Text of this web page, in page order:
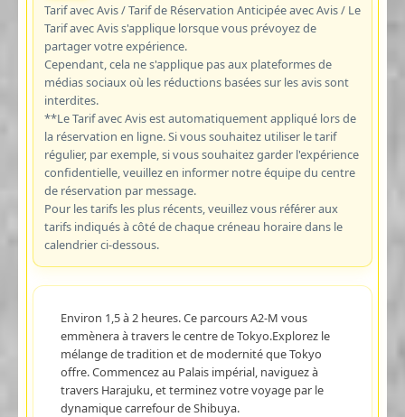
Tarif avec Avis / Tarif de Réservation Anticipée avec Avis / Le
Tarif avec Avis s'applique lorsque vous prévoyez de
partager votre expérience.
Cependant, cela ne s'applique pas aux plateformes de
médias sociaux où les réductions basées sur les avis sont
interdites.
**Le Tarif avec Avis est automatiquement appliqué lors de
la réservation en ligne. Si vous souhaitez utiliser le tarif
régulier, par exemple, si vous souhaitez garder l'expérience
confidentielle, veuillez en informer notre équipe du centre
de réservation par message.
Pour les tarifs les plus récents, veuillez vous référer aux
tarifs indiqués à côté de chaque créneau horaire dans le
calendrier ci-dessous.
Environ 1,5 à 2 heures. Ce parcours A2-M vous
emmènera à travers le centre de Tokyo.Explorez le
mélange de tradition et de modernité que Tokyo
offre. Commencez au Palais impérial, naviguez à
travers Harajuku, et terminez votre voyage par le
dynamique carrefour de Shibuya.